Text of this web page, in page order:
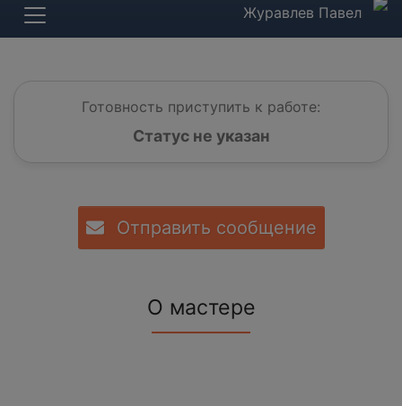
Журавлев Павел
Готовность приступить к работе:
Статус не указан
Отправить сообщение
О мастере